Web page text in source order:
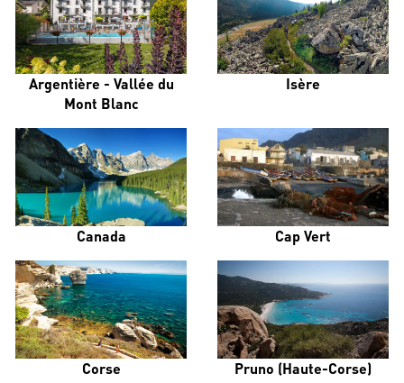
Argentière - Vallée du
Mont Blanc
Isère
Canada Cap Vert
Corse Pruno (Haute-Corse)